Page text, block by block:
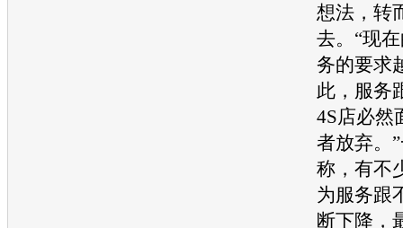
想法，转
去。“现
务的要求
此，服务
4S店必然
者放弃。
称，有不
为服务跟
断下降，